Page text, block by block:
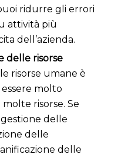
ridurre gli errori
attività più
dell’azienda.
delle risorse
risorse umane è
essere molto
risorse. Se
delle
delle
delle